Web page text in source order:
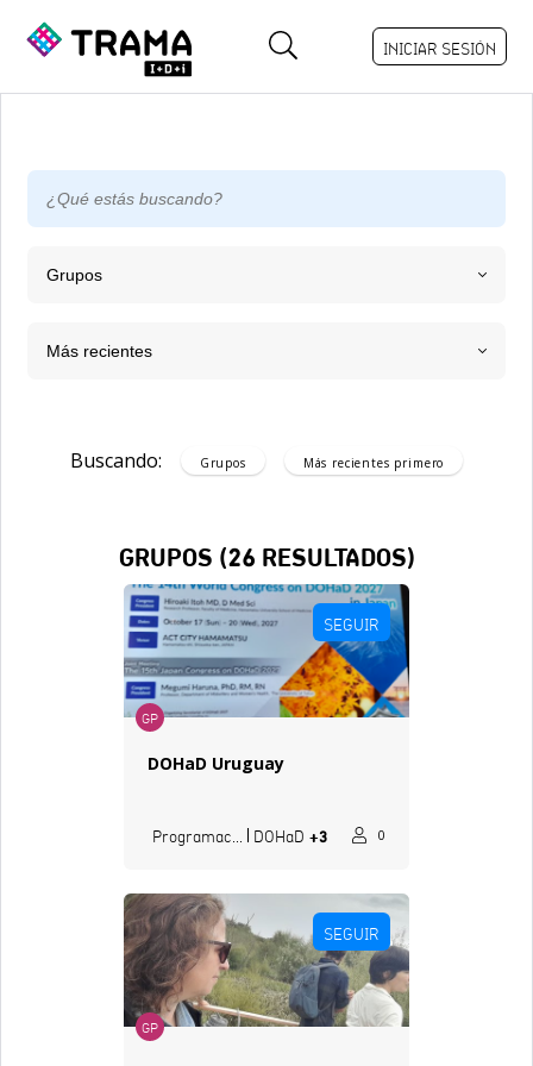
INICIAR SESIÓN
Grupos
Más recientes
Buscando: Grupos Más recientes primero
GRUPOS (26 RESULTADOS)
SEGUIR
GP
DOHaD Uruguay
DOHaD +3 0
SEGUIR
GP